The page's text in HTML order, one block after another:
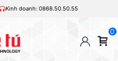
Kinh doanh: 0868.50.50.55
0